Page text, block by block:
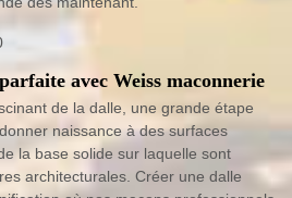
avec Weiss maconnerie
de la dalle, une grande étape
naissance à des surfaces
la base solide sur laquelle sont
architecturales. Créer une dalle